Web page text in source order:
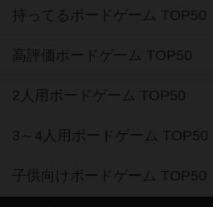
持ってるボードゲーム TOP50
高評価ボードゲーム TOP50
2人用ボードゲーム TOP50
3～4人用ボードゲーム TOP50
子供向けボードゲーム TOP50